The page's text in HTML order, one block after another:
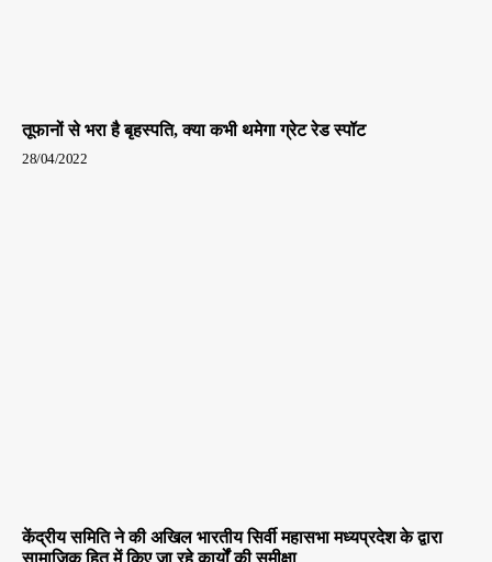
तूफानों से भरा है बृहस्पति, क्या कभी थमेगा ग्रेट रेड स्पॉट
28/04/2022
केंद्रीय समिति ने की अखिल भारतीय सिर्वी महासभा मध्यप्रदेश के द्वारा
सामाजिक हित में किए जा रहे कार्यों की समीक्षा